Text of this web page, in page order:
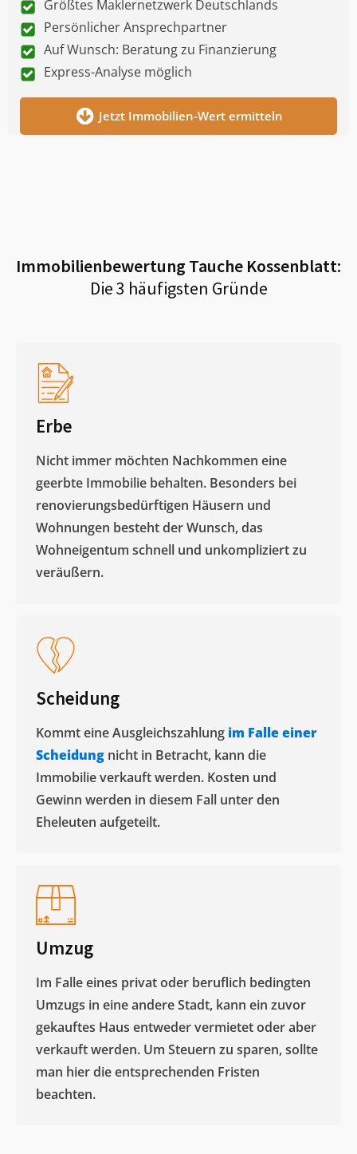
Größtes Maklernetzwerk Deutschlands
Persönlicher Ansprechpartner
Auf Wunsch: Beratung zu Finanzierung
Express-Analyse möglich
Jetzt Immobilien-Wert ermitteln
Immobilienbewertung Tauche Kossenblatt:
Die 3 häufigsten Gründe
Erbe
Nicht immer möchten Nachkommen eine
geerbte Immobilie behalten. Besonders bei
renovierungsbedürftigen Häusern und
Wohnungen besteht der Wunsch, das
Wohneigentum schnell und unkompliziert zu
veräußern. ​
Scheidung
Kommt eine Ausgleichszahlung im Falle einer
Scheidung nicht in Betracht, kann die
Immobilie verkauft werden. Kosten und
Gewinn werden in diesem Fall unter den
Eheleuten aufgeteilt.​
Umzug
Im Falle eines privat oder beruflich bedingten
Umzugs in eine andere Stadt, kann ein zuvor
gekauftes Haus entweder vermietet oder aber
verkauft werden. Um Steuern zu sparen, sollte
man hier die entsprechenden Fristen
beachten.